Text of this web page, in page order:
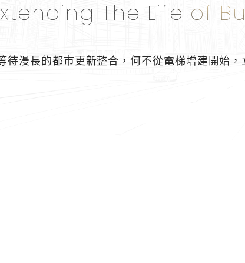
The Life of
待漫長的都市更新整合， 何不從電梯增建開始，